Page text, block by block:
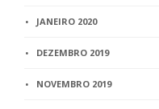
JANEIRO 2020
DEZEMBRO 2019
NOVEMBRO 2019